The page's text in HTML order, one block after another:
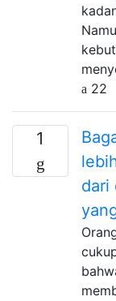
22
1
dari